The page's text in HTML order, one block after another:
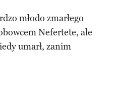
młodo zmarłego
Nefertete, ale
umarł, zanim